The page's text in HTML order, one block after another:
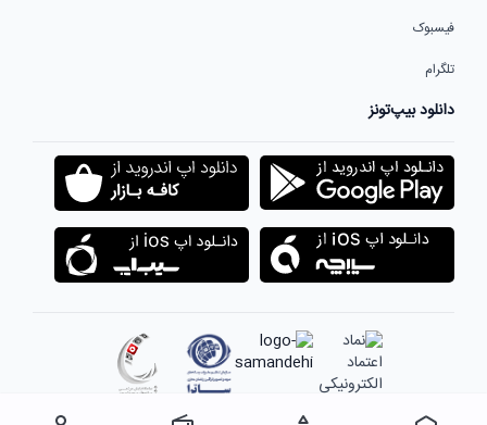
فیسبوک
تلگرام
دانلود بیپ‌تونز